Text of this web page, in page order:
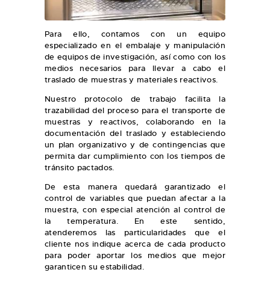
Para ello, contamos con un equipo
especializado en el embalaje y manipulación
de equipos de investigación, así como con los
medios necesarios para llevar a cabo el
traslado de muestras y materiales reactivos.
Nuestro protocolo de trabajo facilita la
trazabilidad del proceso para el transporte de
muestras y reactivos, colaborando en la
documentación del traslado y estableciendo
un plan organizativo y de contingencias que
permita dar cumplimiento con los tiempos de
tránsito pactados.
De esta manera quedará garantizado el
control de variables que puedan afectar a la
muestra, con especial atención al control de
la temperatura. En este sentido,
atenderemos las particularidades que el
cliente nos indique acerca de cada producto
para poder aportar los medios que mejor
garanticen su estabilidad.